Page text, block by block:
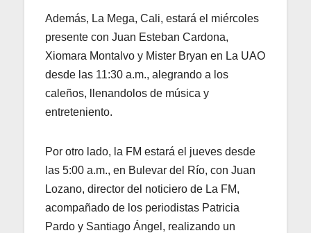
Además, La Mega, Cali, estará el miércoles
presente con Juan Esteban Cardona,
Xiomara Montalvo y Mister Bryan en La UAO
desde las 11:30 a.m., alegrando a los
caleños, llenandolos de música y
entreteniento.
Por otro lado, la FM estará el jueves desde
las 5:00 a.m., en Bulevar del Río, con Juan
Lozano, director del noticiero de La FM,
acompañado de los periodistas Patricia
Pardo y Santiago Ángel, realizando un